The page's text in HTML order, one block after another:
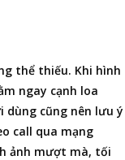
thể thiếu. Khi hình
ngay cạnh loa
dùng cũng nên lưu ý
call qua mạng
ảnh mượt mà, tối